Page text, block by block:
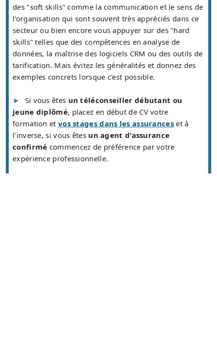
des "soft skills" comme la communication et le sens de
l'organisation qui sont souvent très appréciés dans ce
secteur ou bien encore vous appuyer sur des "hard
skills" telles que des compétences en analyse de
données, la maîtrise des logiciels CRM ou des outils de
tarification. Mais évitez les généralités et donnez des
exemples concrets lorsque c'est possible.
Si vous êtes un téléconseiller débutant ou
jeune diplômé, placez en début de CV votre
formation et vos stages dans les assuranceset à
l'inverse, si vous êtes un agent d'assurance
confirmé commencez de préférence par votre
expérience professionnelle.